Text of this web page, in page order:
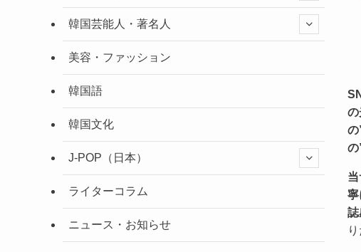
韓国芸能人・著名人
美容・ファッション
韓国語
韓国文化
J-POP（日本）
ライターコラム
ニュース・お知らせ
の
の
の
寧
誌